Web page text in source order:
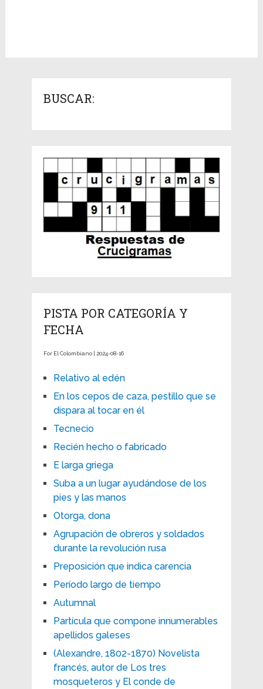
BUSCAR:
PISTA POR CATEGORÍA Y
FECHA
For El Colombiano | 2024-08-16
Relativo al edén
En los cepos de caza, pestillo que se
dispara al tocar en él
Tecnecio
Recién hecho o fabricado
E larga griega
Suba a un lugar ayudándose de los
pies y las manos
Otorga, dona
Agrupación de obreros y soldados
durante la revolución rusa
Preposición que indica carencia
Período largo de tiempo
Autumnal
Partícula que compone innumerables
apellidos galeses
(Alexandre, 1802-1870) Novelista
francés, autor de Los tres
mosqueteros y El conde de